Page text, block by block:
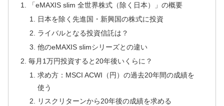
「eMAXIS slim 全世界株式（除く日本）」の概要
日本を除く先進国・新興国の株式に投資
ライバルとなる投資信託は？
他のeMAXIS slimシリーズとの違い
毎月1万円投資すると20年後いくらに？
求め方：MSCI ACWI（円）の過去20年間の成績を
使う
リスクリターンから20年後の成績を求める